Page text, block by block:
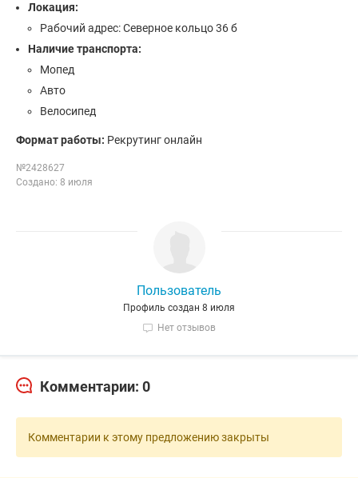
Локация:
Рабочий адрес: Северное кольцо 36 б
Наличие транспорта:
Мопед
Авто
Велосипед
Формат работы: Рекрутинг онлайн
№2428627
Создано: 8 июля
Пользователь
Профиль создан 8 июля
Нет отзывов
Комментарии: 0
Комментарии к этому предложению закрыты